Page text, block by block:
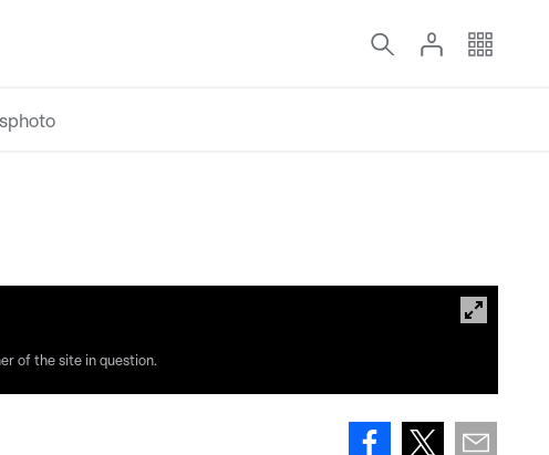
of the site in question.